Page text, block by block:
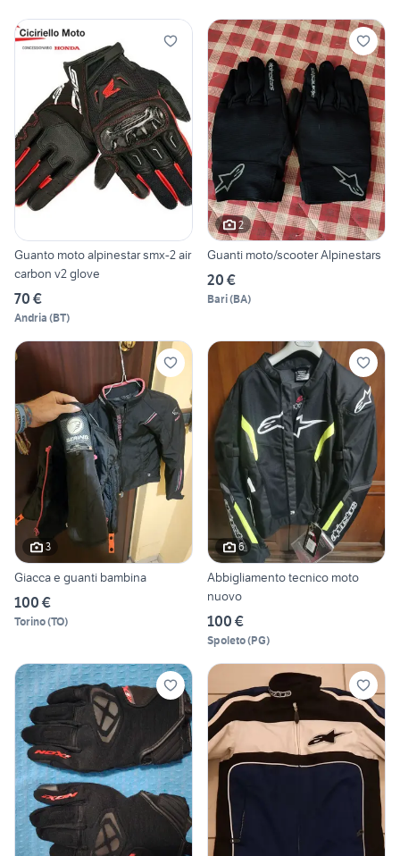
Guanto moto alpinestar smx-2 air
carbon v2 glove
70 €
Andria (BT)
2
Guanti moto/scooter Alpinestars
20 €
Bari(BA)
3
Giacca e guanti bambina
100 €
Torino(TO)
6
Abbigliamento tecnico moto
nuovo
100 €
Spoleto(PG)